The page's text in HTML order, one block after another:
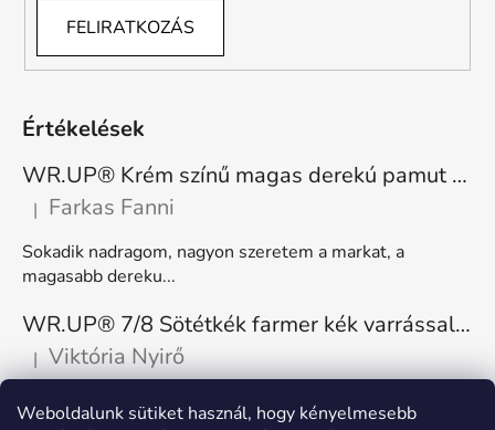
Weboldalunk sütiket használ, hogy kényelmesebb
FELIRATKOZÁS
Értékelések
WR.UP® Krém színű magas derekú pamut nadrág RE(MOVE) WRUP1HC001ORG, Z40
A termék értékelése 5-ből 5 csillag.
| Farkas Fanni
Sokadik nadragom, nagyon szeretem a markat, a
magasabb dereku...
WR.UP® 7/8 Sötétkék farmer kék varrással, superskinny RE(MOVE) WRUP4RC002ORG, J0B
A termék értékelése 5-ből 5 csillag.
| Viktória Nyirő
Nagyon kényelmes, rugalmas. Méretnek megfelelő.